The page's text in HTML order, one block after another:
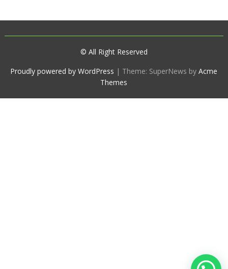
© All Right Reserved
Proudly powered by WordPress | Theme: SuperNews byAcme
Themes